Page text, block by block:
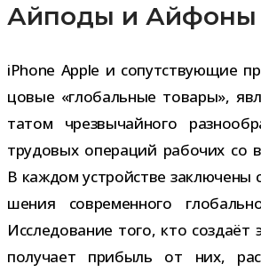
Айподы и Айфоны
iPhone Apple и сопут­ству­ю­щие
цо­вые «гло­баль­ные товары»,
та­том чрез­вы­чай­ного
тру­до­вых опе­ра­ций рабо­чих со
В каж­дом устрой­стве
ше­ния совре­мен­ного
Исследование того, кто создаёт
полу­чает при­быль от них,